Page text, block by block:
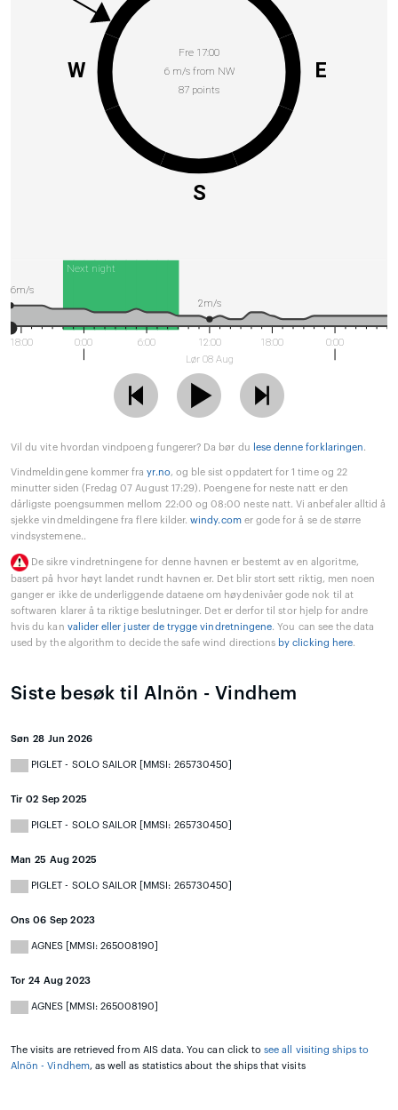
Fre 17:00
6 m/s from NW
87 points
E
S
W
Next night
18:00 0:00 6:00
12:00
Lør 08 Aug
18:00 0:00
6m/s
2m/s
Vil du vite hvordan vindpoeng fungerer? Da bør du lese denne forklaringen.
Vindmeldingene kommer frayr.no, og ble sist oppdatert for 1 time og 22
minutter siden (Fredag 07 August 17:29). Poengene for neste natt er den
dårligste poengsummen mellom 22:00 og 08:00 neste natt. Vi anbefaler alltid å
sjekke vindmeldingene fra flere kilder.windy.comer gode for å se de større
vindsystemene..
De sikre vindretningene for denne havnen er bestemt av en algoritme,
basert på hvor høyt landet rundt havnen er. Det blir stort sett riktig, men noen
ganger er ikke de underliggende dataene om høydenivåer gode nok til at
softwaren klarer å ta riktige beslutninger. Det er derfor til stor hjelp for andre
hvis du kan valider eller juster de trygge vindretningene. You can see the data
used by the algorithm to decide the safe wind directions by clicking here.
Siste besøk til Alnön - Vindhem
Søn 28 Jun 2026
PIGLET - SOLO SAILOR [MMSI: 265730450]
Tir 02 Sep 2025
PIGLET - SOLO SAILOR [MMSI: 265730450]
Man 25 Aug 2025
PIGLET - SOLO SAILOR [MMSI: 265730450]
Ons 06 Sep 2023
AGNES [MMSI: 265008190]
Tor 24 Aug 2023
AGNES [MMSI: 265008190]
The visits are retrieved from AIS data. You can click tosee all visiting ships to
Alnön - Vindhem, as well as statistics about the ships that visits